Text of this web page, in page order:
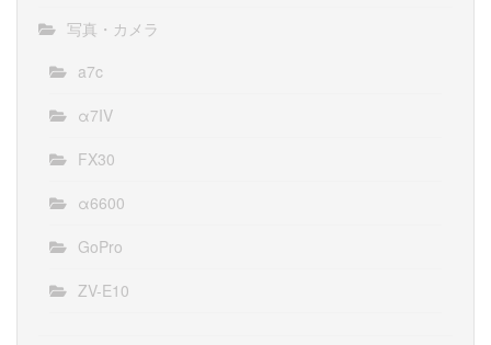
写真・カメラ
a7c
α7IV
FX30
α6600
GoPro
ZV-E10